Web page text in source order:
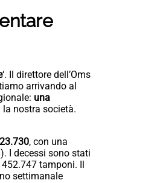
‘. Il direttore dell’Oms
arrivando al
una
la nostra società.
23.730, con una
I decessi sono stati
tamponi. Il
settimanale